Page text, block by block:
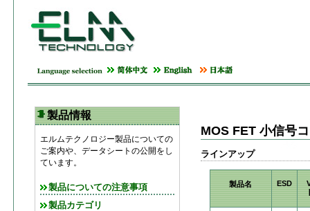
製品情報
エルムテクノロジー製品についての
ご案内や、データシートの公開をし
ています。
製品についての注意事項
製品カテゴリ
MOS FET 小信号
ラインアップ
製品名 ESD